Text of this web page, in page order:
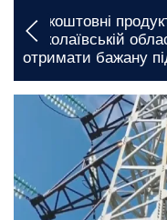
Безкоштовні
Миколаївській
отримати бажану
сьогодні, 09:00